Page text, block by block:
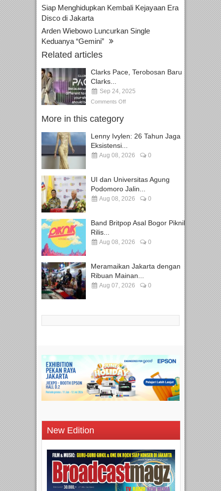
Siap Menghidupkan Kembali Kejayaan Era
Disco di Jakarta
Arden Wiebowo Luncurkan Single
Keduanya “Gemini”
Related articles
Clarks Pace, Terobosan Baru
Clarks...
Sep 24, 2025
Comments Off
More in this category
Lenny Ivylen: 26 Tahun Jaga
Eksistensi...
Aug 08, 2026 0
UI dan Universitas Agung
Podomoro Jalin...
Aug 08, 2026 0
Band Britpop Asal Bogor Piknik
Rilis...
Aug 08, 2026 0
Meramaikan Jakarta dengan
Ribuan Mainan...
Aug 07, 2026 0
New Edition